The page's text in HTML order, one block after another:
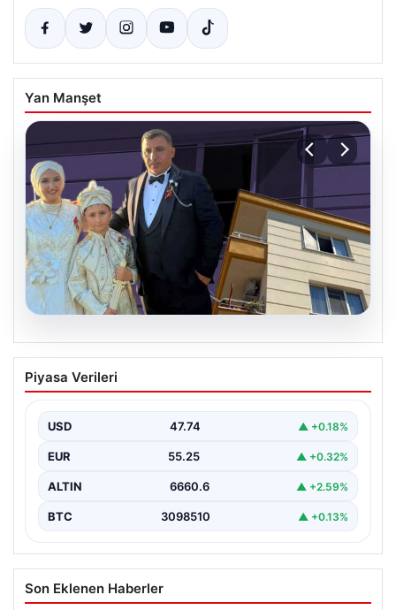
Yan Manşet
06.08.2026
Çanakkale’de böcek ilaçlaması felakete
dönüştü. Yusuf öldü, annesi yoğun
Piyasa Verileri
USD 47.74 ▲ +0.18%
EUR 55.25 ▲ +0.32%
ALTIN 6660.6 ▲ +2.59%
BTC 3098510 ▲ +0.13%
Son Eklenen Haberler